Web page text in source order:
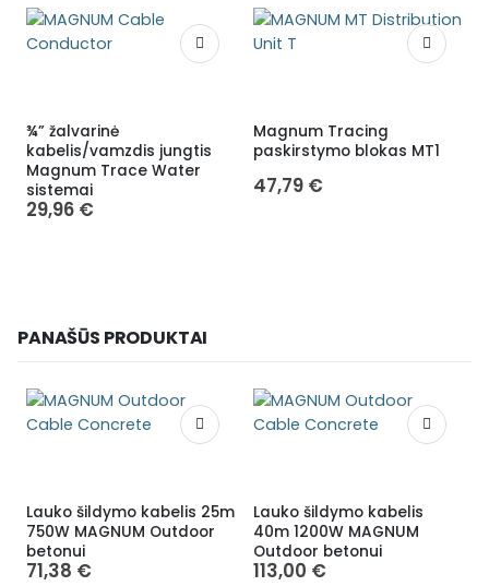
¾” žalvarinė
kabelis/vamzdis jungtis
Magnum Trace Water
sistemai
29,96 €
Magnum Tracing
paskirstymo blokas MT1
47,79 €
PANAŠŪS PRODUKTAI
Lauko šildymo kabelis 25m
750W MAGNUM Outdoor
betonui
71,38 €
Lauko šildymo kabelis
40m 1200W MAGNUM
Outdoor betonui
113,00 €